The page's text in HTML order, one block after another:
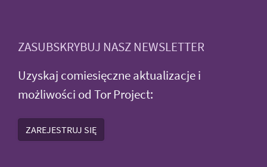
ZASUBSKRYBUJ NASZ NEWSLETTER
Uzyskaj comiesięczne aktualizacje i
możliwości od Tor Project:
ZAREJESTRUJ SIĘ